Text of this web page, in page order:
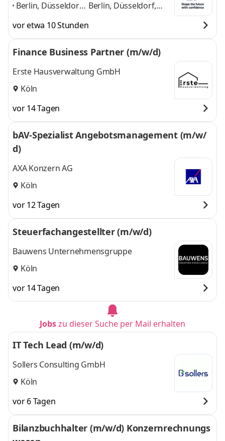
Berlin, Düsseldorf,
Hamburg,
Hannover, Köln,
Stuttgart,
München
Berlin, Düsseldorf,
Hamburg, Hannover,
Köln, Stuttgart,
Münchenund 6
weitere
vor etwa 10 Stunden
Finance Business Partner (m/w/d)
Erste Hausverwaltung GmbH
Köln
vor 14 Tagen
bAV-Spezialist Angebotsmanagement (m/w/
d)
AXA Konzern AG
Köln
vor 12 Tagen
Steuerfachangestellter (m/w/d)
Bauwens Unternehmensgruppe
Köln
vor 14 Tagen
Jobszu dieser Suche per Mail erhalten
IT Tech Lead (m/w/d)
Sollers Consulting GmbH
Köln
vor 6 Tagen
Bilanzbuchhalter (m/w/d) Konzernrechnungs